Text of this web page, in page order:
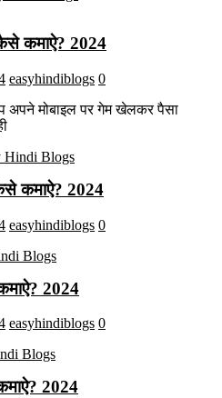
कमाऐ? 2024
easyhindiblogs 0
अपने मोबाइल पर गेम खेलकर पैसा
कमाऐ? 2024
easyhindiblogs 0
2024
easyhindiblogs 0
2024